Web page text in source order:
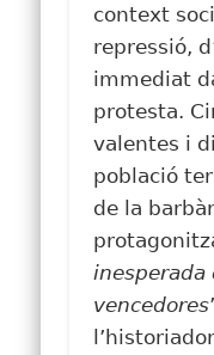
context
repressió,
immediat
protesta.
valentes i
població
de la
inesperada
vencedores